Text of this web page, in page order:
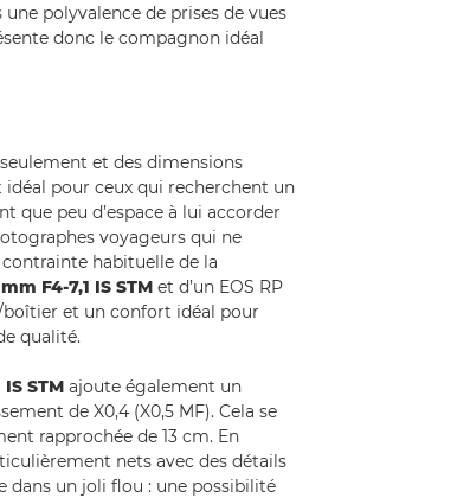
polyvalence de prises de vues
donc le compagnon idéal
et des dimensions
idéal pour ceux qui recherchent un
que peu d’espace à lui accorder
voyageurs qui ne
habituelle de la
F4-7,1 IS STM et d’un EOS RP
et un confort idéal pour
qualité.
IS STM ajoute également un
de X0,4 (X0,5 MF). Cela se
rapprochée de 13 cm. En
nets avec des détails
dans un joli flou : une possibilité